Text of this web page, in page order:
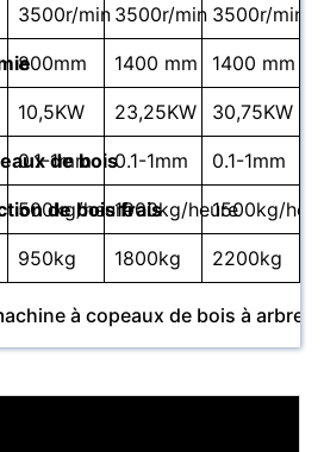
3500r/min 3500r/min 3500r/min
800mm 1400 mm 1400 mm
10,5KW 23,25KW 30,75KW
de bois
0.1-1mm 0.1-1mm 0.1-1mm
de bois frais
500kg/heure1000kg/heure1500kg/
950kg 1800kg 2200kg
à copeaux de bois à arbre